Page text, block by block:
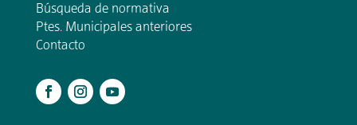
Búsqueda de normativa
Ptes. Municipales anteriores
Contacto